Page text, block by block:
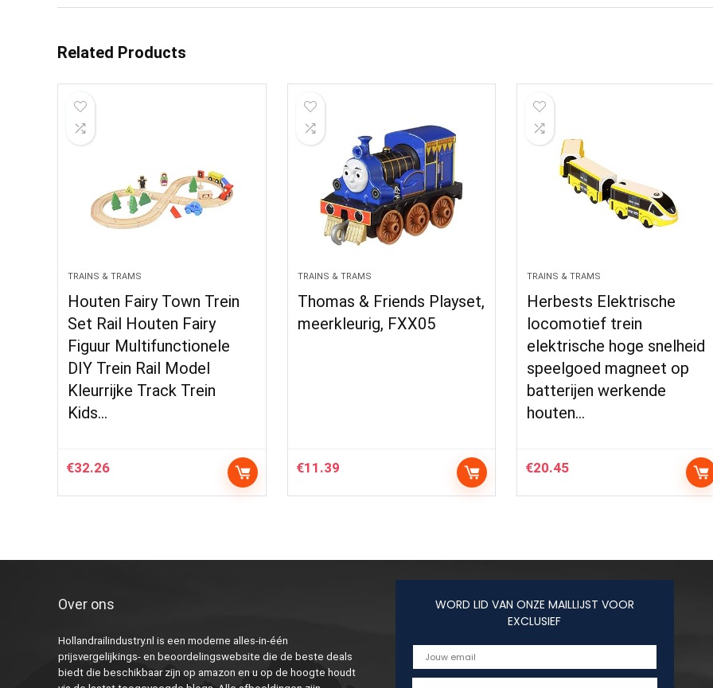
Related Products
TRAINS & TRAMS
Houten Fairy Town Trein
Set Rail Houten Fairy
Figuur Multifunctionele
DIY Trein Rail Model
Kleurrijke Track Trein
Kids…
€32.26
TRAINS & TRAMS
Thomas & Friends Playset,
meerkleurig, FXX05
€11.39
TRAINS & TRAMS
Herbests Elektrische
locomotief trein
elektrische hoge snelheid
speelgoed magneet op
batterijen werkende
houten…
€20.45
Over ons
Hollandrailindustry.nl is een moderne alles-in-één
prijsvergelijkings- en beoordelingswebsite die de beste deals
biedt die beschikbaar zijn op amazon en u op de hoogte houdt
WORD LID VAN ONZE MAILLIJST VOOR
EXCLUSIEF